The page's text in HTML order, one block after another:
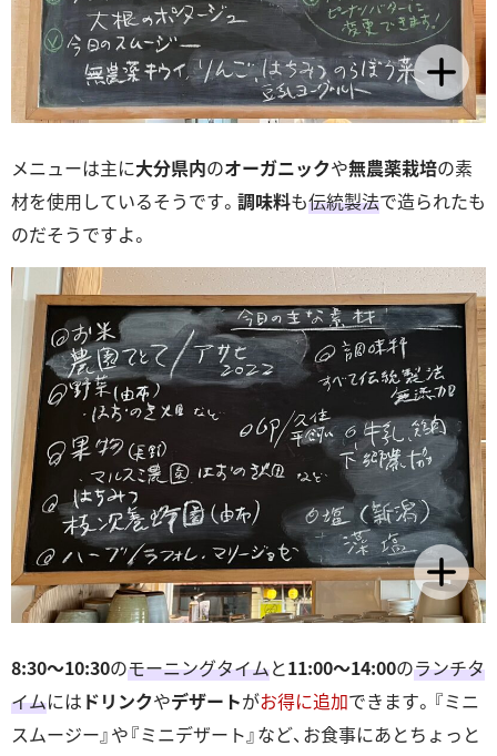
メニューは主に大分県内のオーガニックや無農薬栽培の素
材を使用しているそうです。 調味料も伝統製法で造られたも
のだそうですよ。
8:30～10:30のモーニングタイムと11:00～14:00のランチタ
イムには ドリンクやデザートがお得に追加できます。『ミニ
スムージー』や『ミニデザート』など、お食事にあとちょっと